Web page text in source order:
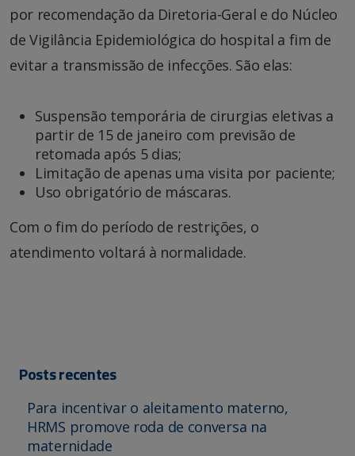
por recomendação da Diretoria-Geral e do Núcleo
de Vigilância Epidemiológica do hospital a fim de
evitar a transmissão de infecções. São elas:
Suspensão temporária de cirurgias eletivas a
partir de 15 de janeiro com previsão de
retomada após 5 dias;
Limitação de apenas uma visita por paciente;
Uso obrigatório de máscaras.
Com o fim do período de restrições, o
atendimento voltará à normalidade.
Posts recentes
Para incentivar o aleitamento materno,
HRMS promove roda de conversa na
maternidade